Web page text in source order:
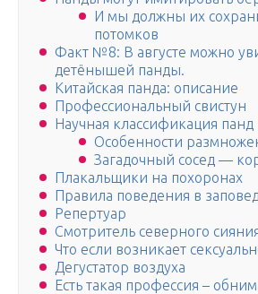
И мы должны их
потомков
Факт №8: В августе можно
детёнышей панды.
Китайская панда: описание
Профессиональный свистун
Научная классификация панд
Особенности
Загадочный сосед —
Плакальщики на похоронах
Правила поведения в
Репертуар
Смотритель северного
Что если возникает
Дегустатор воздуха
Есть такая профессия –